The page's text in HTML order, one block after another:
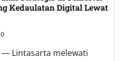
Kedaulatan Digital Lewat
0
— Lintasarta melewati